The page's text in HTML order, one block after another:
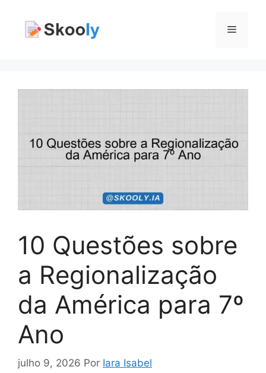
Menu
10 Questões sobre
a Regionalização
da América para 7º
Ano
julho 9, 2026 Por Iara Isabel